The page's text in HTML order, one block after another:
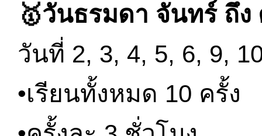
🥇วันธรมดา จันทร์ ถึง
วันที่ 2, 3, 4, 5, 6, 9,
•เรียนทั้งหมด 10 ครั้ง